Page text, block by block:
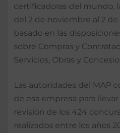
certificadoras del mundo,
del 2 de noviembre al 2
basado en las
sobre Compras y
Servicios, Obras y
Las autoridades del MAP
de esa empresa para
revisión de los 424
realizados entre los años